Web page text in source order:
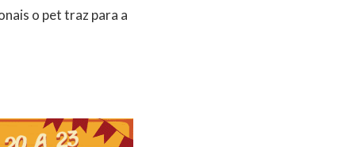
o pet traz para a